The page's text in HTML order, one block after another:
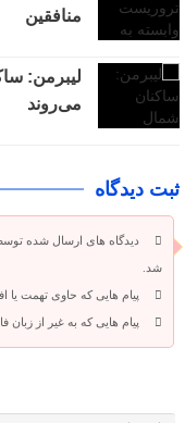
منافقین
می‌روند
ثبت دیدگاه
دیدگاه های ارسال شده
شد.
پیام هایی که حاوی تهمت یا
پیام هایی که به غیر از